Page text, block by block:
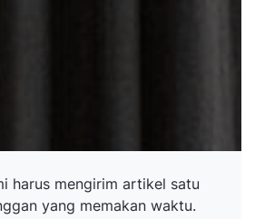
harus mengirim artikel satu
yang memakan waktu.